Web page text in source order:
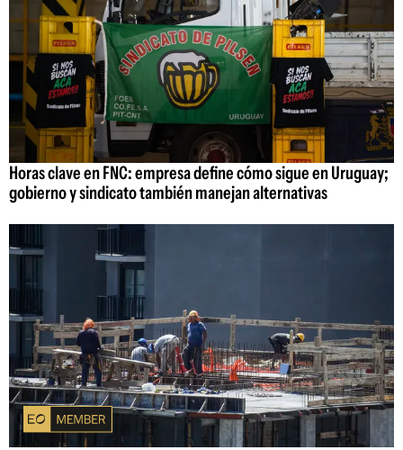
Horas clave en FNC: empresa define cómo sigue en Uruguay;
gobierno y sindicato también manejan alternativas